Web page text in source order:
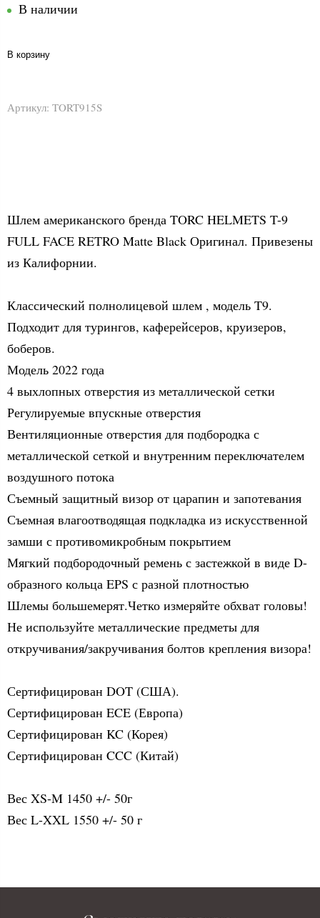
В наличии
В корзину
Артикул: TORT915S
Шлем американского бренда TORC HELMETS T-9
FULL FACE RETRO Matte Black Оригинал. Привезены
из Калифорнии.
Классический полнолицевой шлем , модель T9.
Подходит для турингов, каферейсеров, круизеров,
боберов.
Модель 2022 года
4 выхлопных отверстия из металлической сетки
Регулируемые впускные отверстия
Вентиляционные отверстия для подбородка с
металлической сеткой и внутренним переключателем
воздушного потока
Съемный защитный визор от царапин и запотевания
Съемная влагоотводящая подкладка из искусственной
замши с противомикробным покрытием
Мягкий подбородочный ремень с застежкой в ​​виде D-
образного кольца EPS с разной плотностью
Шлемы большемерят.Четко измеряйте обхват головы!
Не используйте металлические предметы для
откручивания/закручивания болтов крепления визора!
Сертифицирован DOT (США).
Сертифицирован ECE (Европа)
Сертифицирован KC (Корея)
Сертифицирован CCC (Китай)
Вес XS-M 1450 +/- 50г
Вес L-XXL 1550 +/- 50 г